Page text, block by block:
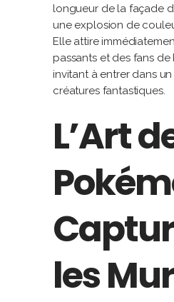
longueur de la façade
une explosion de
Elle attire
passants et des fans de
invitant à entrer dans
créatures fantastiques.
L’Art
les